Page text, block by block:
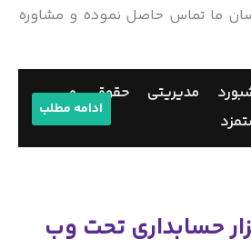
ما تماس حاصل نموده و مشاوره
مدیریتی حقوق و
ادامه مطلب
حسابداری تحت وب